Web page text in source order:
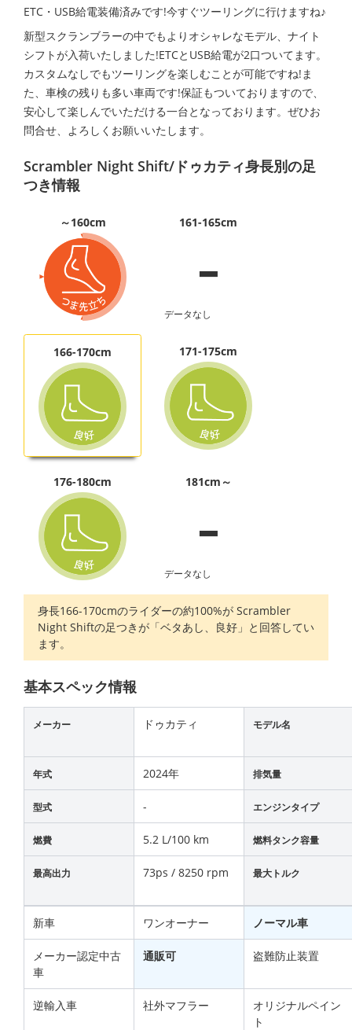
ETC・USB給電装備済みです!今すぐツーリングに行けますね♪
新型スクランブラーの中でもよりオシャレなモデル、ナイト
シフトが入荷いたしました!ETCとUSB給電が2口ついてます。
カスタムなしでもツーリングを楽しむことが可能ですね!ま
た、車検の残りも多い車両です!保証もついておりますので、
安心して楽しんでいただける一台となっております。ぜひお
問合せ、よろしくお願いいたします。
Scrambler Night Shift/ドゥカティ身長別の足
つき情報
～160cm 161-165cm
-
データなし
166-170cm 171-175cm
176-180cm 181cm～
-
データなし
身長166-170cmのライダーの約100%が Scrambler
Night Shiftの足つきが「ベタあし、良好」と回答してい
ます。
基本スペック情報
メーカー ドゥカティ モデル名
年式 2024年 排気量
型式 - エンジンタイプ
燃費 5.2 L/100 km 燃料タンク容量
最高出力 73ps / 8250 rpm 最大トルク
新車 ワンオーナー ノーマル車
メーカー認定中古
車
通販可 盗難防止装置
逆輸入車 社外マフラー
オリジナルペイン
ト